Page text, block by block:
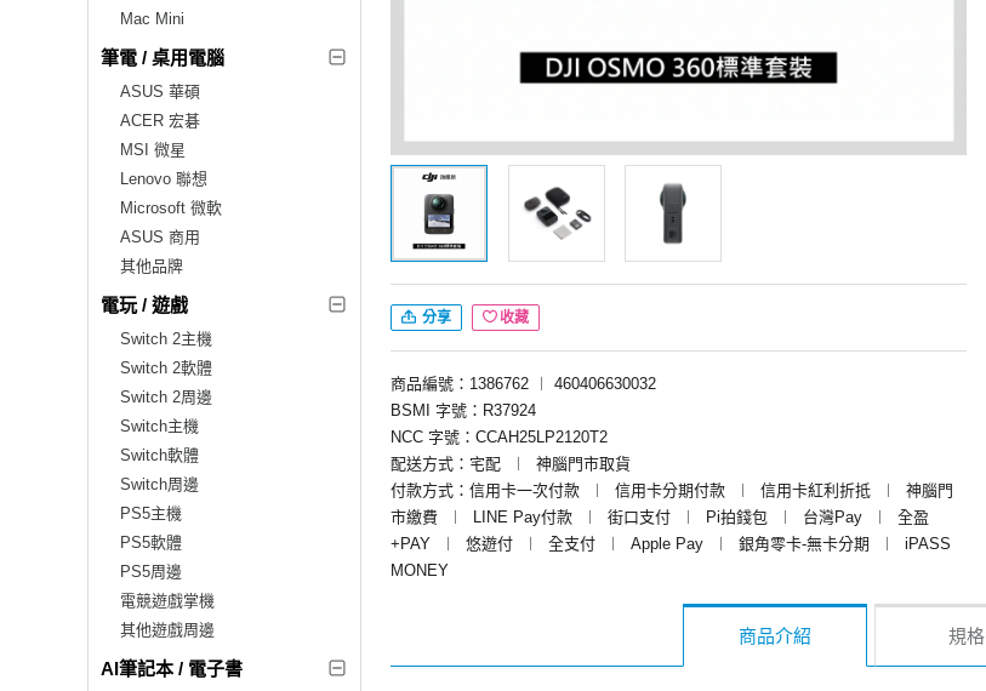
Mac Mini
筆電 / 桌用電腦
ASUS 華碩
ACER 宏碁
MSI 微星
Lenovo 聯想
Microsoft 微軟
ASUS 商用
其他品牌
電玩 / 遊戲
Switch 2主機
Switch 2軟體
Switch 2周邊
Switch主機
Switch軟體
Switch周邊
PS5主機
PS5軟體
PS5周邊
電競遊戲掌機
其他遊戲周邊
AI筆記本 / 電子書
分享 收藏
商品編號：1386762 ︱
460406630032
BSMI 字號：R37924
NCC 字號：CCAH25LP2120T2
配送方式：宅配
︱
神腦門市取貨
付款方式：信用卡一次付款
︱ 信用卡分期付款 ︱ 信用卡紅利折抵 ︱
神腦門
市繳費
︱ LINE Pay付款 ︱ 街口支付 ︱ Pi拍錢包 ︱ 台灣Pay ︱
全盈
+PAY
︱ 悠遊付 ︱ 全支付 ︱ Apple Pay ︱ 銀角零卡-無卡分期 ︱
iPASS
MONEY
商品介紹 規格